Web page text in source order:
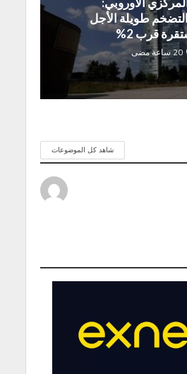
طويلة الأجل
قرب 2%
20 ساعة مضى
شاهد كل الموضوعات